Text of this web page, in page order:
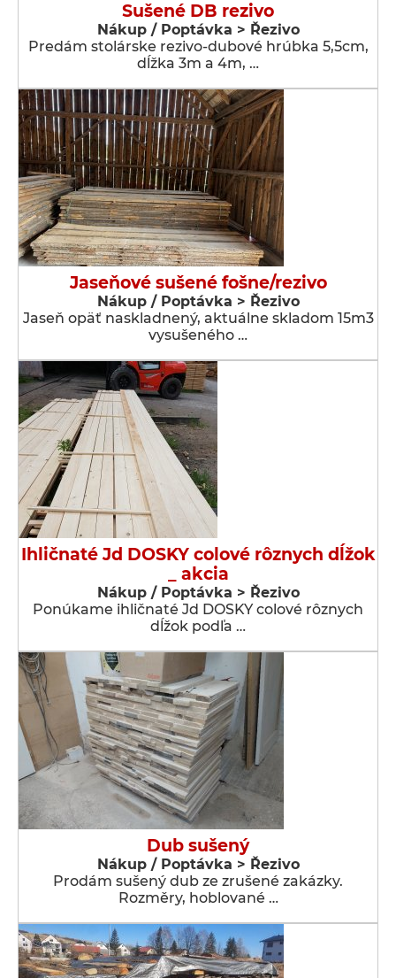
Sušené DB rezivo
Nákup / Poptávka > Řezivo
Predám stolárske rezivo-dubové hrúbka 5,5cm,
dĺžka 3m a 4m, …
Jaseňové sušené fošne/rezivo
Nákup / Poptávka > Řezivo
Jaseň opäť naskladnený, aktuálne skladom 15m3
vysušeného …
Ihličnaté Jd DOSKY colové rôznych dĺžok
_ akcia
Nákup / Poptávka > Řezivo
Ponúkame ihličnaté Jd DOSKY colové rôznych
dĺžok podľa …
Dub sušený
Nákup / Poptávka > Řezivo
Prodám sušený dub ze zrušené zakázky.
Rozměry, hoblované …